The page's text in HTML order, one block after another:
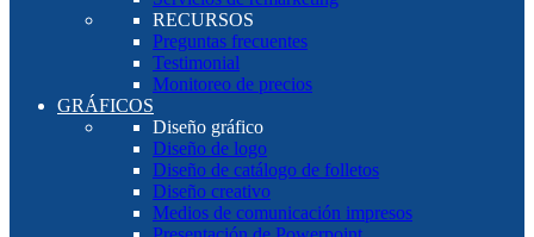
RECURSOS
Preguntas frecuentes
Testimonial
Monitoreo de precios
GRÁFICOS
Diseño gráfico
Diseño de logo
Diseño de catálogo de folletos
Diseño creativo
Medios de comunicación impresos